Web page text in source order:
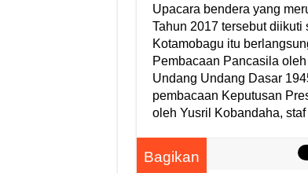
Upacara bendera yang
Tahun 2017 tersebut
Kotamobagu itu
Pembacaan Pancasila
Undang Undang Dasar
pembacaan Keputusan
oleh Yusril Kobandaha,
Bagikan